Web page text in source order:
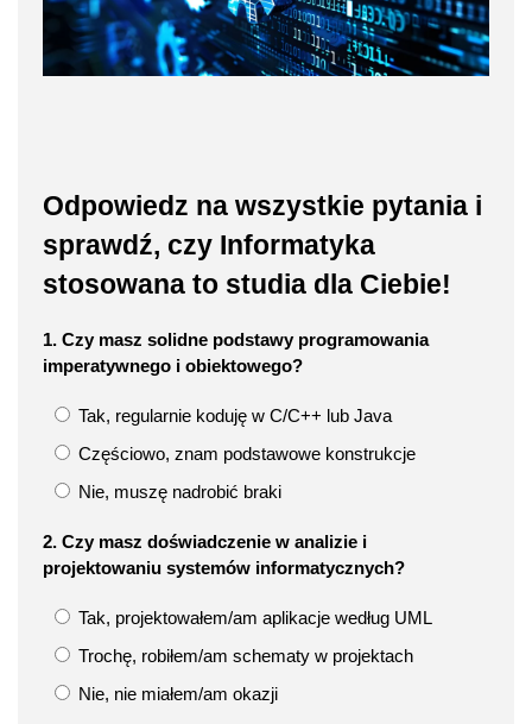
Odpowiedz na wszystkie pytania i
sprawdź, czy Informatyka
stosowana to studia dla Ciebie!
1. Czy masz solidne podstawy programowania
imperatywnego i obiektowego?
Tak, regularnie koduję w C/C++ lub Java
Częściowo, znam podstawowe konstrukcje
Nie, muszę nadrobić braki
2. Czy masz doświadczenie w analizie i
projektowaniu systemów informatycznych?
Tak, projektowałem/am aplikacje według UML
Trochę, robiłem/am schematy w projektach
Nie, nie miałem/am okazji